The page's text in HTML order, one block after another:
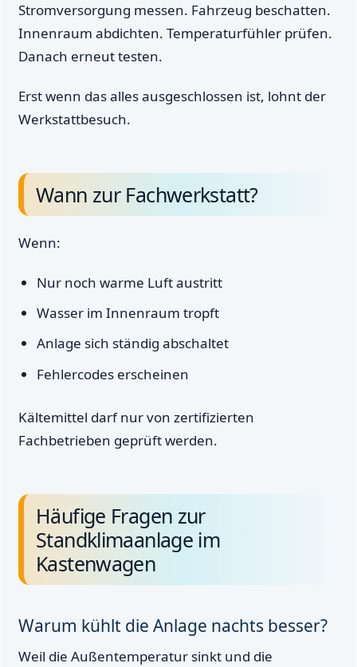
Stromversorgung messen. Fahrzeug beschatten.
Innenraum abdichten. Temperaturfühler prüfen.
Danach erneut testen.
Erst wenn das alles ausgeschlossen ist, lohnt der
Werkstattbesuch.
Wann zur Fachwerkstatt?
Wenn:
Nur noch warme Luft austritt
Wasser im Innenraum tropft
Anlage sich ständig abschaltet
Fehlercodes erscheinen
Kältemittel darf nur von zertifizierten
Fachbetrieben geprüft werden.
Häufige Fragen zur
Standklimaanlage im
Kastenwagen
Warum kühlt die Anlage nachts besser?
Weil die Außentemperatur sinkt und die